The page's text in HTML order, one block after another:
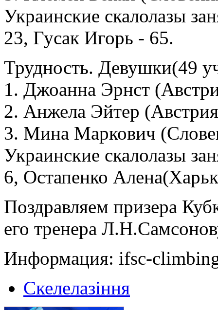
Украинские скалолазы
23, Гусак Игорь - 65.
Трудность. Девушки(49
1. Джоанна Эрнст
2. Анжела Эйтер
3. Мина Маркович
Украинские скалолазы
6, Остапенко
Поздравляем призера
его тренера
Информация: ifsc-
Скелелазіння